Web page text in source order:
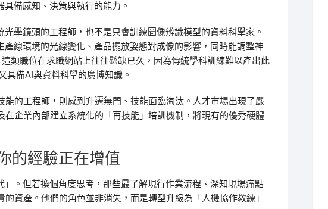
備感知、決策與執行的能力。
學鏡頭的工程師，也不是只會訓練圖像辨識模型的資料科學家。
線環境的光線變化、產品擺放姿態對成像的影響，同時能調整神
類職位在求職網站上往往懸缺已久，因為傳統學科訓練難以產出此
備AI與資料科學的廣博知識。
的工程師，則感到升遷無門、技能面臨淘汰。人才市場出現了嚴
企業內部建立系統化的「再技能」培訓機制，將現有的優秀硬體
的經驗正在增值
。但若換個角度思考，那些最了解現行作業流程、深知現場痛點
資產。他們的角色並非消失，而是轉型升級為「人機協作教練」